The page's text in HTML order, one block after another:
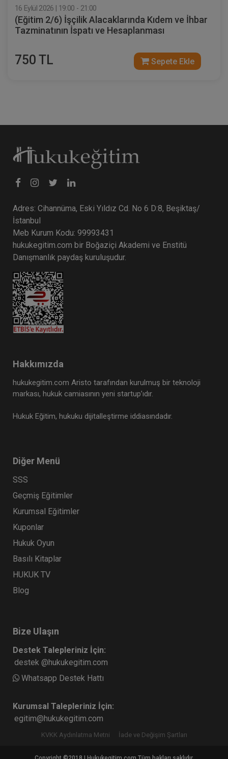
16 Eylül 2026 | 19:00 - 21:00
(Eğitim 2/6) İşçilik Alacaklarında Kıdem ve İhbar
Tazminatının İspatı ve Hesaplanması
750 TL Sepete Ekle
Adres: Cihannüma, Eski Yıldız Cd. No 6 D:8, Beşiktaş/
İstanbul
Meb Kurum Kodu: 99993431
hukukegitim.com bir Boğaziçi Akademi ve Enstitü
Danışmanlık paydaş kuruluşudur.
Hakkımızda
hukukegitim.com Aristo tarafından kurulmuş bir teknoloji
markası, hukuk camiasının yeni startup’ıdır.
Hukuk Eğitim, hukuku dijitalleştirme iddiasındadır.
Diğer Menü
SSS
Geçmiş Eğitimler
Kurumsal Eğitimler
Kuponlar
Hukuk Oyun
Basılı Kitaplar
HUKUK TV
Blog
Bize Ulaşın
Destek Talepleriniz İçin:
destek @hukukegitim.com
Whatsapp Destek Hattı
Kurumsal Talepleriniz İçin:
egitim@hukukegitim.com
KVKK Aydınlatma Metni İade ve Değişim Şartları